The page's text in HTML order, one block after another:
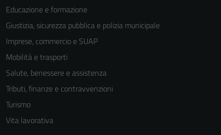
Educazione e formazione
Giustizia, sicurezza pubblica e polizia municipale
Imprese, commercio e SUAP
Mobilità e trasporti
Salute, benessere e assistenza
Tributi, finanze e contravvenzioni
Turismo
Vita lavorativa
non raccolgono